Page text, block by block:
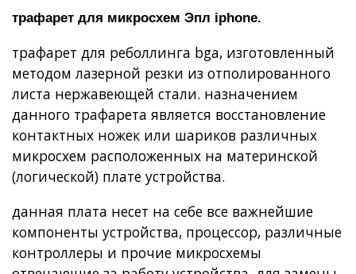
трафарет для микросхем Эпл iphone.
трафарет для реболлинга bga, изготовленный
методом лазерной резки из отполированного
листа нержавеющей стали. назначением
данного трафарета является восстановление
контактных ножек или шариков различных
микросхем расположенных на материнской
(логической) плате устройства.
данная плата несет на себе все важнейшие
компоненты устройства, процессор, различные
контроллеры и прочие микросхемы